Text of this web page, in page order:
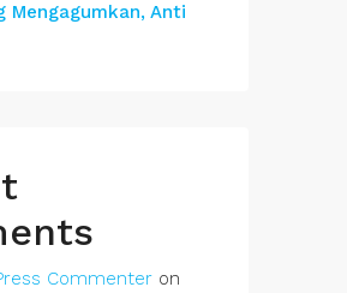
Mengagumkan, Anti
Commenter on